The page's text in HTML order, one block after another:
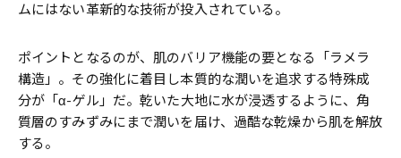
ムにはない革新的な技術が投入されている。
ポイントとなるのが、肌のバリア機能の要となる「ラメラ
構造」。その強化に着目し本質的な潤いを追求する特殊成
分が「α-ゲル」だ。乾いた大地に水が浸透するように、角
質層のすみずみにまで潤いを届け、過酷な乾燥から肌を解放
する。